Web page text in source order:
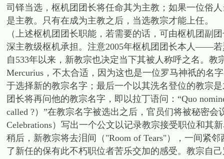
司铎当选，枢机团团长将任命其为主教；如果一位俗
是主教。只有在成为主教之后，当选教宗才能上任。
（上述枢机团团长职能，若需要的话，可由枢机团副
深主教级枢机承担。注意2005年枢机团团长本人——
自533年以来，新教宗也决定当下其被人称呼之名。
Mercurius，不太合适，因为这也是一位罗马神祇的名
于选择新的教宗名字；最后一个以其洗名登位的教宗
团长将再问他的教宗名字，即以拉丁语问：“Quo
called ?）”在教宗名字被选出之后，官员们将被秘密
Celebrations）写出一个公文以记录教宗接受职位和其
稍后，新教宗将去泪间（"Room of Tears"），一间紧
了新任的保有此不朽职位者苦乐交加的感受。教宗自